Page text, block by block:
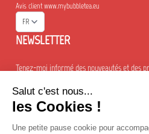
Salut c'est nous...
les Cookies !
Une petite pause cookie pour
Avis client www.mybubbletea.eu
FR
NEWSLETTER
Tenez-moi informé des nouveautés et des
Abonnement à la newsletter
Appelez-nous : (+33)6 44 75 16 45 / 8H30-